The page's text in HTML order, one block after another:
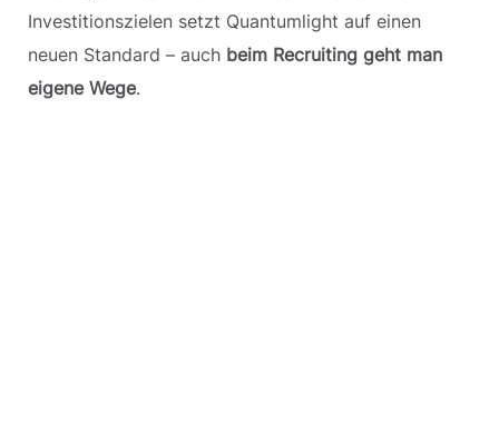
Investitionszielen setzt Quantumlight auf einen
neuen Standard – auch beim Recruiting geht man
eigene Wege.